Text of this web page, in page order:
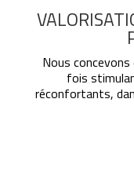
Nous
fois
réconfortants,